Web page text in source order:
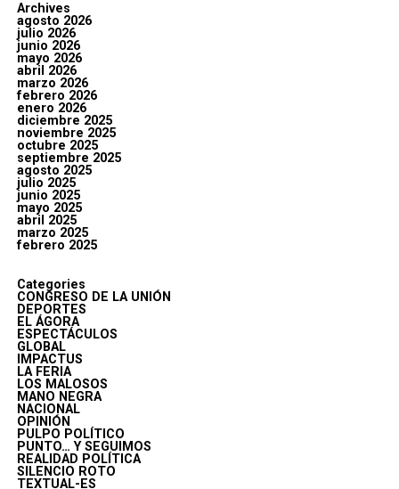
Archives
agosto 2026
julio 2026
junio 2026
mayo 2026
abril 2026
marzo 2026
febrero 2026
enero 2026
diciembre 2025
noviembre 2025
octubre 2025
septiembre 2025
agosto 2025
julio 2025
junio 2025
mayo 2025
abril 2025
marzo 2025
febrero 2025
Categories
CONGRESO DE LA UNIÓN
DEPORTES
EL ÁGORA
ESPECTÁCULOS
GLOBAL
IMPACTUS
LA FERIA
LOS MALOSOS
MANO NEGRA
NACIONAL
OPINIÓN
PULPO POLÍTICO
PUNTO… Y SEGUIMOS
REALIDAD POLÍTICA
SILENCIO ROTO
TEXTUAL-ES